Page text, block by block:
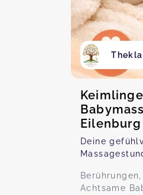
Eilenburg
Deine
Achtsame